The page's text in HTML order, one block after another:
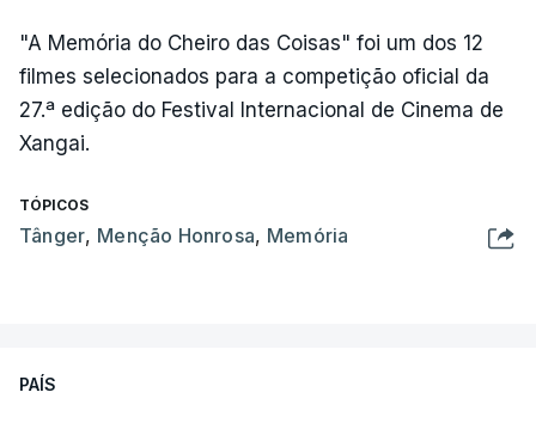
"A Memória do Cheiro das Coisas" foi um dos 12
filmes selecionados para a competição oficial da
27.ª edição do Festival Internacional de Cinema de
Xangai.
TÓPICOS
Tânger, Menção Honrosa, Memória
PAÍS